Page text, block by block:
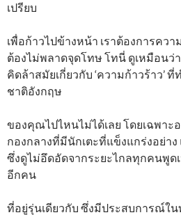
เปรียบ
เพื่อก้าวไปข้างหน้า เราต้องการคว
ต้องไม่พลาดจุดโทษ โทนี่ ดูเหมือน
คิดล้าสมัยเกี่ยวกับ ‘ความก้าวร้าว’
ชาติอังกฤษ
ของคุณไปไหนไม่ได้เลย โดยเฉพาะอ
กองกลางที่มีนักเตะที่แข็งแกร่งอย่าง
ซึ่งดูไม่อึดอัดจากระยะไกลทุกคนพู
อีกคน
ที่อยู่รุ่นเดียวกับ ซึ่งมีประสบการณ์ใ